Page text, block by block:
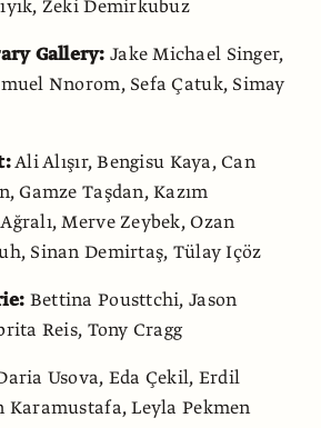
Zeki Demirkubuz
Gallery: Jake Michael Singer,
Nnorom, Sefa Çatuk, Simay
Ali Alışır, Bengisu Kaya, Can
Gamze Taşdan, Kazım
Merve Zeybek, Ozan
Sinan Demirtaş, Tülay Içöz
Bettina Pousttchi, Jason
Reis, Tony Cragg
Usova, Eda Çekil, Erdil
Karamustafa, Leyla Pekmen